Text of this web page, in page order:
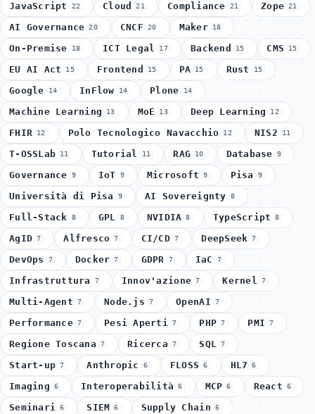
JavaScript 22 Cloud 21 Compliance 21 Zope 21
AI Governance 20 CNCF 20 Maker 18
On-Premise 18 ICT Legal 17 Backend 15 CMS 15
EU AI Act 15 Frontend 15 PA 15 Rust 15
Google 14 InFlow 14 Plone 14
Machine Learning 13 MoE 13 Deep Learning 12
FHIR 12 Polo Tecnologico Navacchio 12 NIS2 11
T-OSSLab 11 Tutorial 11 RAG 10 Database 9
Governance 9 IoT 9 Microsoft 9 Pisa 9
Università di Pisa 9 AI Sovereignty 8
Full-Stack 8 GPL 8 NVIDIA 8 TypeScript 8
AgID 7 Alfresco 7 CI/CD 7 DeepSeek 7
DevOps 7 Docker 7 GDPR 7 IaC 7
Infrastruttura 7 Innov'azione 7 Kernel 7
Multi-Agent 7 Node.js 7 OpenAI 7
Performance 7 Pesi Aperti 7 PHP 7 PMI 7
Regione Toscana 7 Ricerca 7 SQL 7
Start-up 7 Anthropic 6 FLOSS 6 HL7 6
Imaging 6 Interoperabilità 6 MCP 6 React 6
Seminari 6 SIEM 6 Supply Chain 6